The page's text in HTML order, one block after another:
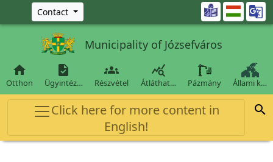
Ugrás a fő tartalomra
Contact 
Municipality of Józsefváros

Otthon

Ügyintéz…

Részvétel

Átláthat… Pázmány Állami k…
Click here for more content in
English!
